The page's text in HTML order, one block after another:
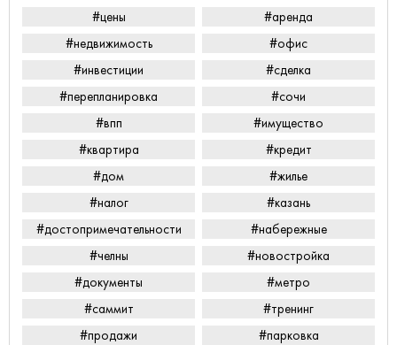
#цены
#аренда
#недвижимость
#офис
#инвестиции
#сделка
#перепланировка
#сочи
#впп
#имущество
#квартира
#кредит
#дом
#жилье
#налог
#казань
#достопримечательности
#набережные
#челны
#новостройка
#документы
#метро
#саммит
#тренинг
#продажи
#парковка